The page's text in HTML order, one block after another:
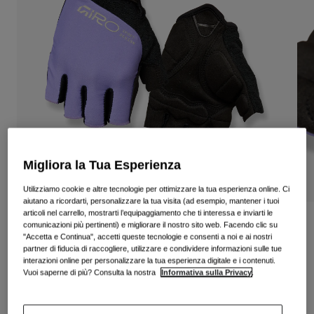
Scarpe da Strada
Scarpe da MTB
Scarpe da Gravel
Vedi tutto
Abbigliamento
Abbigliamento da Strada
Abbigliamento da MTB
Vedi tutto
Maschere
Snowboard
Con lenti intercambiabili
Lenti di ricambio
Vedi tutto
Bambino
Maschere
Guanti Jag'ette da donna
Prodotto n.39079
Migliora la Tua Esperienza
Utilizziamo cookie e altre tecnologie per ottimizzare la tua esperienza online. Ci
aiutano a ricordarti, personalizzare la tua visita (ad esempio, mantener i tuoi
articoli nel carrello, mostrarti l’equipaggiamento che ti interessa e inviarti le
comunicazioni più pertinenti) e migliorare il nostro sito web. Facendo clic su
"Accetta e Continua", accetti queste tecnologie e consenti a noi e ai nostri
partner di fiducia di raccogliere, utilizzare e condividere informazioni sulle tue
interazioni online per personalizzare la tua esperienza digitale e i contenuti.
Vuoi saperne di più? Consulta la nostra
Informativa sulla Privacy